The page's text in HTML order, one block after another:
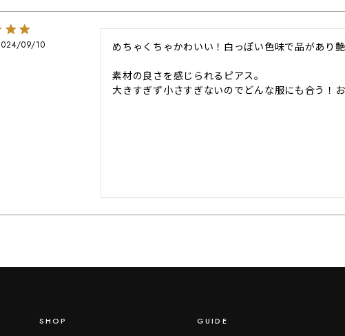
09/10 めちゃくちゃかわいい！白っぽい色味で品があり
素材の良さを感じられるピアス。
大きすぎず小さすぎないのでどんな服にも合う！お
SHOP GUIDE